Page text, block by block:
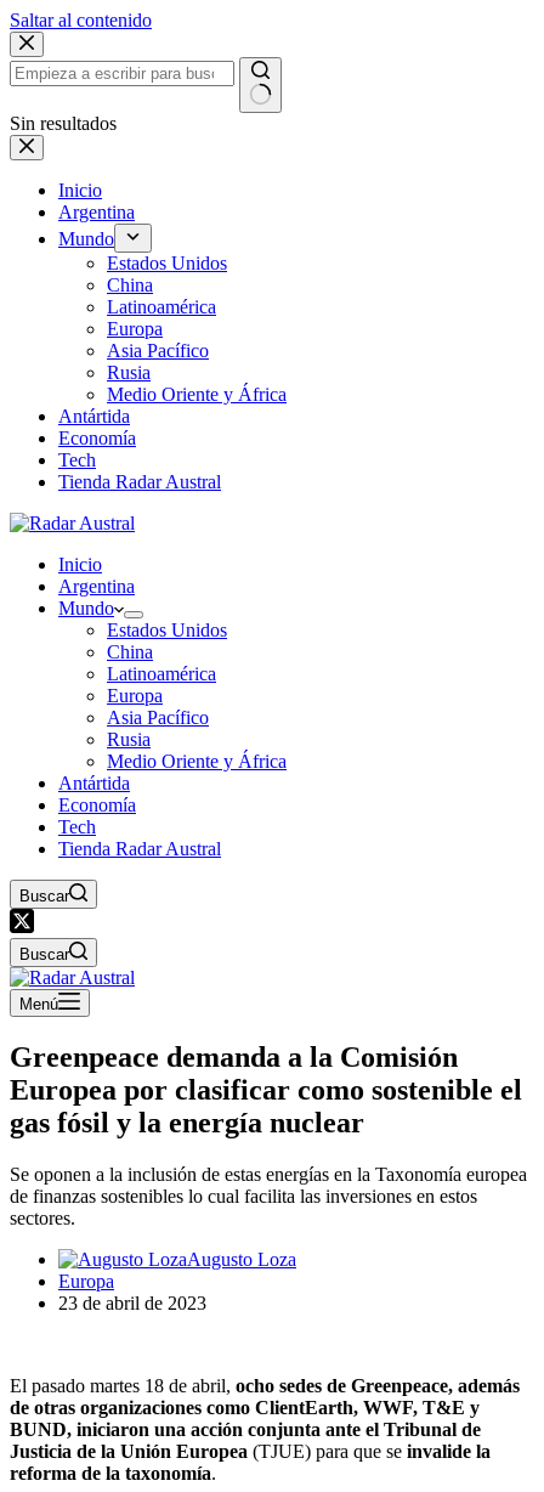
Saltar al contenido
Sin resultados
Inicio
Argentina
Mundo
Estados Unidos
China
Latinoamérica
Europa
Asia Pacífico
Rusia
Medio Oriente y África
Antártida
Economía
Tech
Tienda Radar Austral
Inicio
Argentina
Mundo
Estados Unidos
China
Latinoamérica
Europa
Asia Pacífico
Rusia
Medio Oriente y África
Antártida
Economía
Tech
Tienda Radar Austral
Buscar
Buscar
Menú
Greenpeace demanda a la Comisión
Europea por clasificar como sostenible el
gas fósil y la energía nuclear
Se oponen a la inclusión de estas energías en la Taxonomía europea
de finanzas sostenibles lo cual facilita las inversiones en estos
sectores.
Augusto Loza
Europa
23 de abril de 2023
El pasado martes 18 de abril, ocho sedes de Greenpeace, además
de otras organizaciones como ClientEarth, WWF, T&E y
BUND, iniciaron una acción conjunta ante el Tribunal de
Justicia de la Unión Europea (TJUE) para que se invalide la
reforma de la taxonomía.